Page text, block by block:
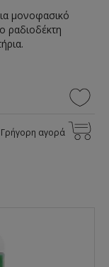
μονοφασικό
ραδιοδέκτη
Γρήγορη αγορά